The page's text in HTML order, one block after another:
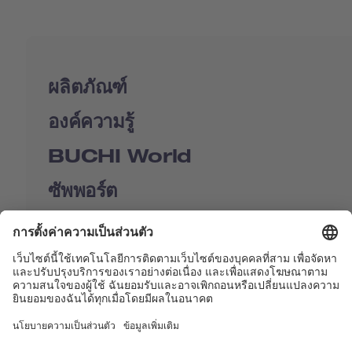
ผลิตภัณฑ์
องค์ความรู้
BUCHI World
ซัพพอร์ต
Shop
Contact us